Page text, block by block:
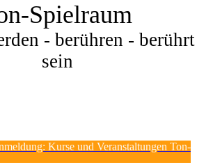
Spielraum
- berühren - berührt
sein
Kurse und Veranstaltungen Ton-